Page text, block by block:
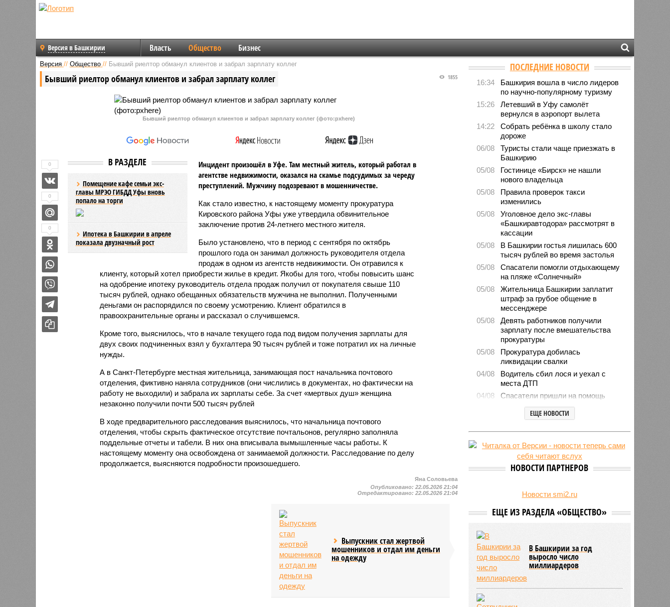
Версия в Башкирии Власть Общество Бизнес
Версия // Общество // Бывший риелтор обманул клиентов и забрал зарплату коллег
Бывший риелтор обманул клиентов и забрал зарплату коллег 1855
Бывший риелтор обманул клиентов и забрал зарплату коллег (фото:pxhere)
В РАЗДЕЛЕ
Помещение кафе семьи экс-
главы МРЭО ГИБДД Уфы вновь
попало на торги
Ипотека в Башкирии в апреле
показала двузначный рост
Инцидент произошёл в Уфе. Там местный житель, который работал в
агентстве недвижимости, оказался на скамье подсудимых за череду
преступлений. Мужчину подозревают в мошенничестве.
Как стало известно, к настоящему моменту прокуратура
Кировского района Уфы уже утвердила обвинительное
заключение против 24-летнего местного жителя.
Было установлено, что в период с сентября по октябрь
прошлого года он занимал должность руководителя отдела
продаж в одном из агентств недвижимости. Он отравился к
клиенту, который хотел приобрести жилье в кредит. Якобы для того, чтобы повысить шанс
на одобрение ипотеку руководитель отдела продаж получил от покупателя свыше 110
тысяч рублей, однако обещанных обязательств мужчина не выполнил. Полученными
деньгами он распорядился по своему усмотрению. Клиент обратился в
правоохранительные органы и рассказал о случившемся.
Кроме того, выяснилось, что в начале текущего года под видом получения зарплаты для
двух своих подчиненных взял у бухгалтера 90 тысяч рублей и тоже потратил их на личные
нужды.
А в Санкт-Петербурге местная жительница, занимающая пост начальника почтового
отделения, фиктивно наняла сотрудников (они числились в документах, но фактически на
работу не выходили) и забрала их зарплаты себе. За счет «мертвых душ» женщина
незаконно получили почти 500 тысяч рублей
В ходе предварительного расследования выяснилось, что начальница почтового
отделения, чтобы скрыть фактическое отсутствие почтальонов, регулярно заполняла
поддельные отчеты и табели. В них она вписывала вымышленные часы работы. К
настоящему моменту она освобождена от занимаемой должности. Расследование по делу
продолжается, выясняются подробности произошедшего.
0
0
0
Яна Соловьева
Опубликовано:22.05.2026 21:04
Отредактировано:22.05.2026 21:04
Выпускник стал жертвой
мошенников и отдал им деньги
на одежду
ПОСЛЕДНИЕ НОВОСТИ
16:34
Башкирия вошла в число лидеров
по научно-популярному туризму
15:26
Летевший в Уфу самолёт
вернулся в аэропорт вылета
14:22
Собрать ребёнка в школу стало
дороже
06/08
Туристы стали чаще приезжать в
Башкирию
05/08
Гостинице «Бирск» не нашли
нового владельца
05/08
Правила проверок такси
изменились
05/08
Уголовное дело экс-главы
«Башкиравтодора» рассмотрят в
кассации
05/08
В Башкирии гостья лишилась 600
тысяч рублей во время застолья
05/08
Спасатели помогли отдыхающему
на пляже «Солнечный»
05/08
Жительница Башкирии заплатит
штраф за грубое общение в
мессенджере
05/08
Девять работников получили
зарплату после вмешательства
прокуратуры
05/08
Прокуратура добилась
ликвидации свалки
04/08
Водитель сбил лося и уехал с
места ДТП
04/08
Спасатели пришли на помощь
заблокированному в машине
мужчинеЕЩЕ НОВОСТИ
НОВОСТИ ПАРТНЕРОВ
Новости smi2.ru
ЕЩЕ ИЗ РАЗДЕЛА «ОБЩЕСТВО»
В Башкирии за год
выросло число
миллиардеров